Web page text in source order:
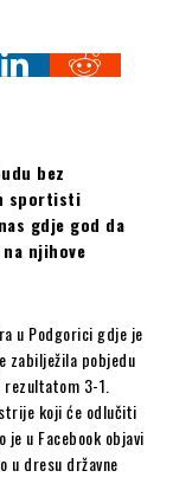
bez
sportisti
gdje god da
njihove
u Podgorici gdje je
zabilježila pobjedu
3-1.
koji će odlučiti
u Facebook objavi
u dresu državne